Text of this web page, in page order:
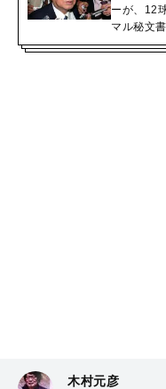
ーが、12
マル秘文
木村元彦